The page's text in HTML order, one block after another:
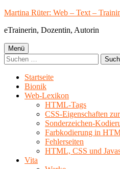
Springe
Inhalt
Martina Rüter: Web – Text –
eTrainerin, Dozentin, Autorin
Primäres
Menü
Menü
Suchen
nach:
Startseite
Bionik
Web-Lexikon
HTML-Tags
CSS-Eigenschaften
Sonderzeichen-
Farbkodierung in
Fehlerseiten
HTML, CSS und
Vita